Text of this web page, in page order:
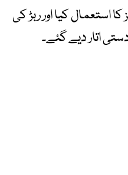
استعمال کیا اور ربڑ کی
اتار دیے گئے۔